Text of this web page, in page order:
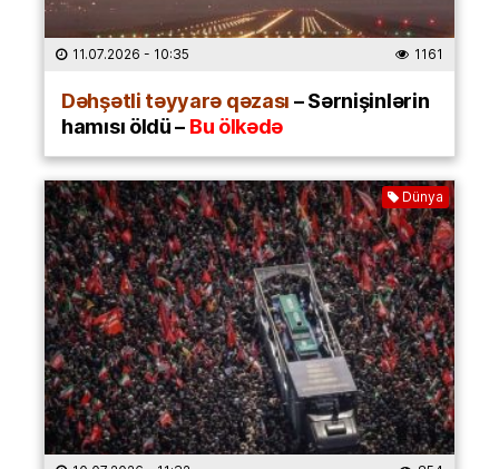
11.07.2026 - 10:35 1161
Dəhşətli təyyarə qəzası– Sərnişinlərin
hamısı öldü –Bu ölkədə
Dünya